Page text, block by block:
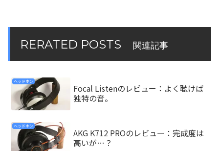
RERATED POSTS 関連記事
ヘッドホン
Focal Listenのレビュー：よく聴けば
独特の音。
ヘッドホン
AKG K712 PROのレビュー：完成度は
高いが…？